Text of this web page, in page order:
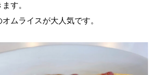
す。
ムライスが大人気です。